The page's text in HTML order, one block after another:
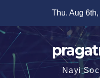
content
Thu. Aug
Nayi